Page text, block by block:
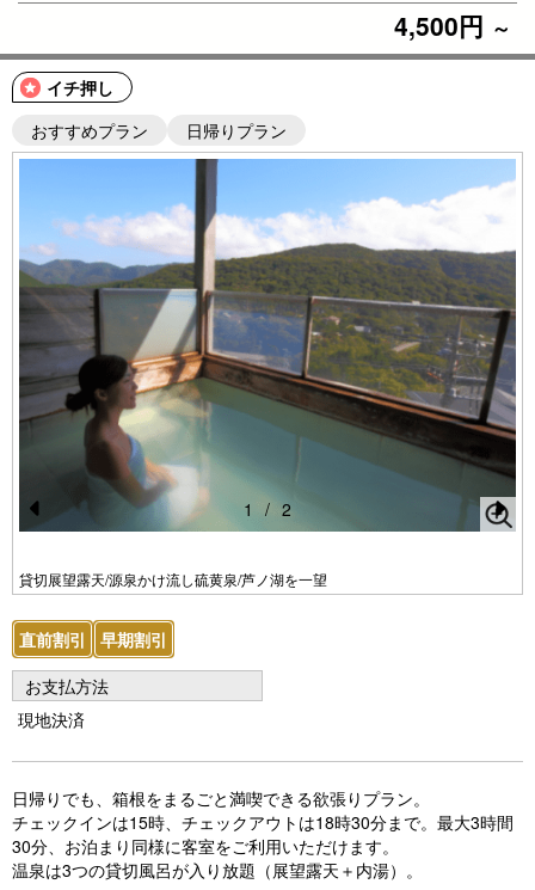
4,500円 ～
イチ押し
おすすめプラン
日帰りプラン
Pr
e
o
u
s
貸切展望露天/源泉かけ流し硫黄泉/芦ノ湖を一望
N
1 / 2
直前割引
早期割引
お支払方法
現地決済
日帰りでも、箱根をまるごと満喫できる欲張りプラン。
チェックインは15時、チェックアウトは18時30分まで。最大3時間
30分、お泊まり同様に客室をご利用いただけます。
温泉は3つの貸切風呂が入り放題（展望露天＋内湯）。